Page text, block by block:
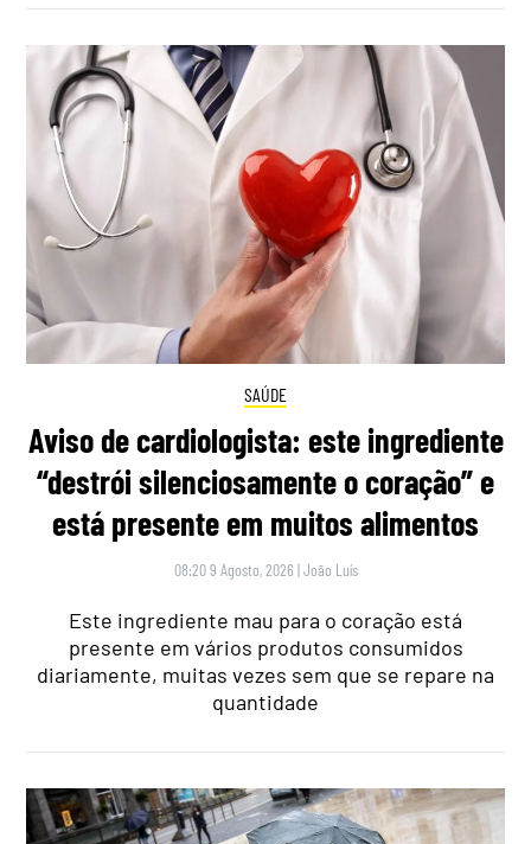
SAÚDE
Aviso de cardiologista: este ingrediente
“destrói silenciosamente o coração” e
está presente em muitos alimentos
08:20 9 Agosto, 2026 |João Luís
Este ingrediente mau para o coração está
presente em vários produtos consumidos
diariamente, muitas vezes sem que se repare na
quantidade